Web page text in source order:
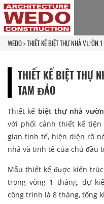
WEDO THIẾT KẾ BIỆT THỰ NHÀ VƯỜN
THIẾT KẾ BIỆT THỰ
TAM ĐẢO
Thiết kế biệt thự nhà
với phối cảnh thiết kế tiện
gian tinh tế, hiện diện rõ
nhã và tinh tế của chủ đầu
Mẫu thiết kế được kiến
trong vòng 1 tháng, dự
công trình là 8 tháng, tổng